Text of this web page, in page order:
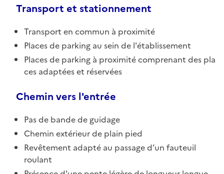
Transport et stationnement
Transport en commun à proximité
Places de parking au sein de l'établissement
Places de parking à proximité comprenant des pla
ces adaptées et réservées
Chemin vers l'entrée
Pas de bande de guidage
Chemin extérieur de plain pied
Revêtement adapté au passage d’un fauteuil
roulant